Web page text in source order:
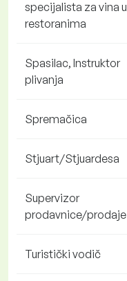
specijalista za vina u
restoranima
Spasilac, Instruktor
plivanja
Spremačica
Stjuart/Stjuardesa
Supervizor
prodavnice/prodaje
Turistički vodič